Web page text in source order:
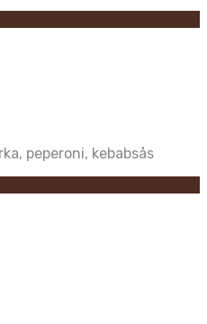
peperoni, kebabsås